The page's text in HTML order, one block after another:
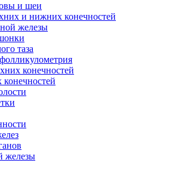
и шеи
и нижних конечностей
железы
таза
конечностей
железы